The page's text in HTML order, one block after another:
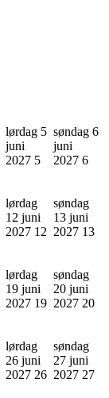
lørdag 5
juni
2027 5
søndag 6
juni
2027 6
lørdag
12 juni
2027 12
søndag
13 juni
2027 13
lørdag
19 juni
2027 19
søndag
20 juni
2027 20
lørdag
26 juni
2027 26
søndag
27 juni
2027 27